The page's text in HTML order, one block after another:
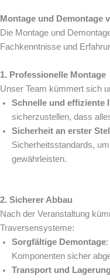
Montage und Demontage
Die Montage und
Fachkenntnisse und
1. Professionelle Montage
Unser Team kümmert sich
Schnelle und effiziente
sicherzustellen, dass
Sicherheit an erster
Sicherheitsstandards,
gewährleisten.
2. Sicherer Abbau
Nach der Veranstaltung
Traversensysteme:
Sorgfältige Demontage
Komponenten sicher
Transport und Lagerung